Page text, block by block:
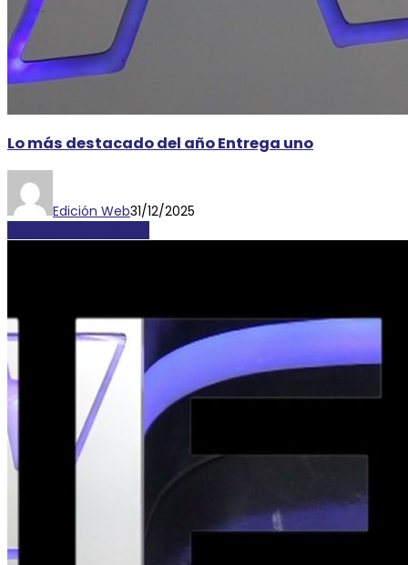
Lo más destacado del año Entrega uno
Edición Web31/12/2025